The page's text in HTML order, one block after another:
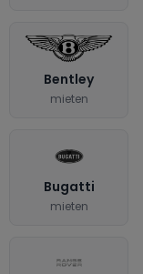
Bentley
mieten
Bugatti
mieten